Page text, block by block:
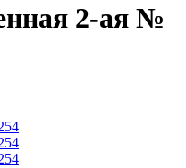
2-ая №